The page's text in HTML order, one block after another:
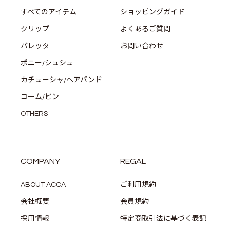
すべてのアイテム
クリップ
バレッタ
ポニー/シュシュ
カチューシャ/ヘアバンド
コーム/ピン
OTHERS
ショッピングガイド
よくあるご質問
お問い合わせ
COMPANY
ABOUT ACCA
会社概要
採用情報
REGAL
ご利用規約
会員規約
特定商取引法に基づく表記